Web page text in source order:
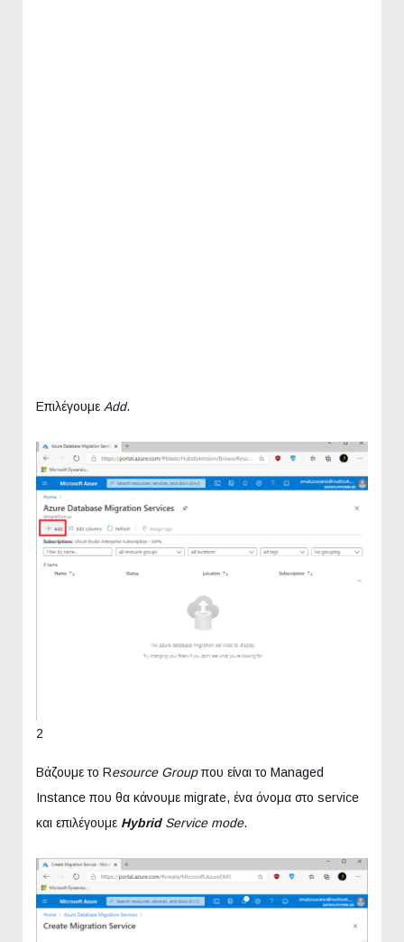
Επιλέγουμε Add.
2
Βάζουμε το Resource Groupπου είναι το Managed
Instance που θα κάνουμε migrate, ένα όνομα στο service
και επιλέγουμε Hybrid Service mode.